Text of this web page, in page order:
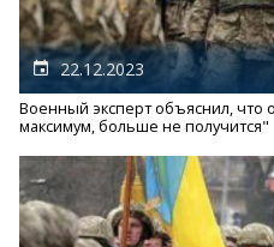
22.12.2023
Военный эксперт объяснил, что
максимум, больше не получится"